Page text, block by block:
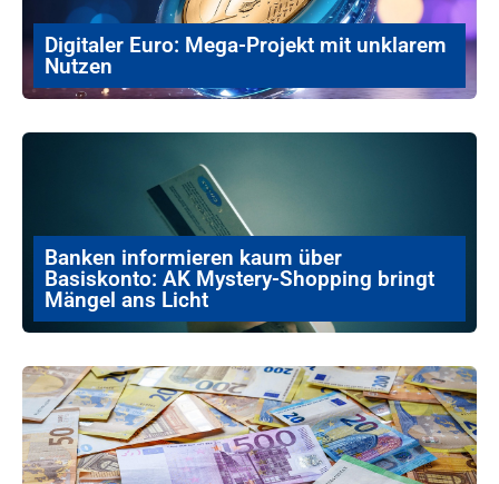
Digitaler Euro: Mega-Projekt mit unklarem
Nutzen
Banken informieren kaum über
Basiskonto: AK Mystery-Shopping bringt
Mängel ans Licht